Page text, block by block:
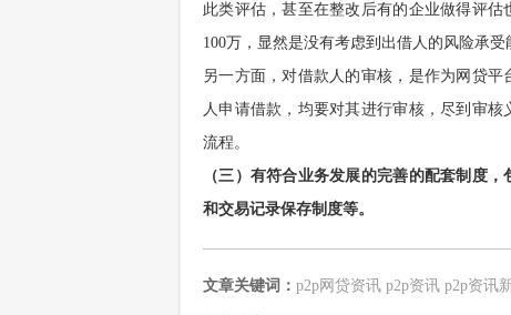
此类评估，甚至在整改后有的企业做得评
100万，显然是没有考虑到出借人的风险承
另一方面，对借款人的审核，是作为网贷
人申请借款，均要对其进行审核，尽到审
流程。
（三）有符合业务发展的完善的配套制度
和交易记录保存制度等。
文章关键词： p2p网贷资讯 p2p资讯 p2p资讯